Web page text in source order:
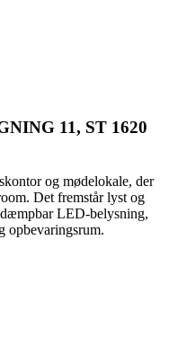
11, ST 1620
og mødelokale, der
Det fremstår lyst og
dæmpbar LED-belysning,
opbevaringsrum.